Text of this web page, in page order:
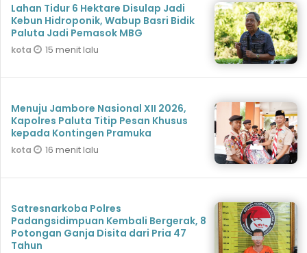
Lahan Tidur 6 Hektare Disulap Jadi
Kebun Hidroponik, Wabup Basri Bidik
Paluta Jadi Pemasok MBG
kota 15 menit lalu
Menuju Jambore Nasional XII 2026,
Kapolres Paluta Titip Pesan Khusus
kepada Kontingen Pramuka
kota 16 menit lalu
Satresnarkoba Polres
Padangsidimpuan Kembali Bergerak, 8
Potongan Ganja Disita dari Pria 47
Tahun